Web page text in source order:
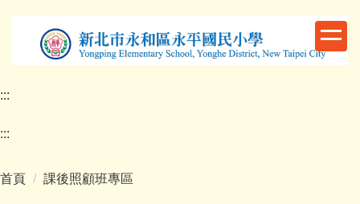
內
區
:::
:::
首頁 課後照顧班專區